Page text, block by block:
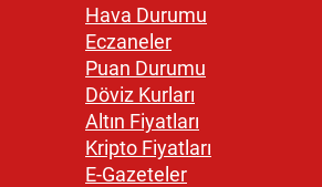
Hava Durumu
Eczaneler
Puan Durumu
Döviz Kurları
Altın Fiyatları
Kripto Fiyatları
E-Gazeteler